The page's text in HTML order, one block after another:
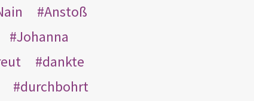
Anstoß
Johanna
dankte
durchbohrt